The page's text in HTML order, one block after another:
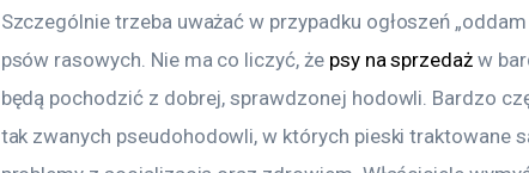
Szczególnie trzeba uważać w przypadku ogłoszeń
psów rasowych. Nie ma co liczyć, że psy na sprzedaż w
będą pochodzić z dobrej, sprawdzonej hodowli. Bardzo
tak zwanych pseudohodowli, w których pieski traktowane